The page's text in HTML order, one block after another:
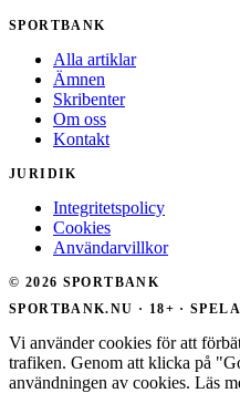
SPORTBANK
Alla artiklar
Ämnen
Skribenter
Om oss
Kontakt
JURIDIK
Integritetspolicy
Cookies
Användarvillkor
© 2026 SPORTBANK
SPORTBANK.NU · 18+ ·
Vi använder cookies för att
trafiken. Genom att klicka på
användningen av cookies. Läs